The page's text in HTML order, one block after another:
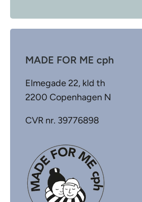
MADE FOR ME cph
Elmegade 22, kld th
2200 Copenhagen N
CVR nr. 39776898